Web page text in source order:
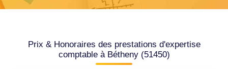
Prix & Honoraires des prestations d'expertise
comptable à Bétheny (51450)